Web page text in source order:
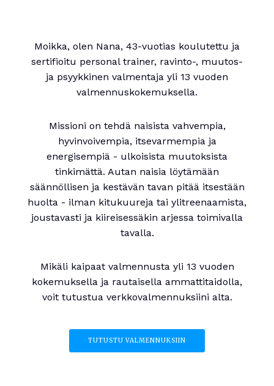
Moikka, olen Nana, 43-vuotias koulutettu ja
sertifioitu personal trainer, ravinto-, muutos-
ja psyykkinen valmentaja yli 13 vuoden
valmennuskokemuksella.
Missioni on tehdä naisista vahvempia,
hyvinvoivempia, itsevarmempia ja
energisempiä - ulkoisista muutoksista
tinkimättä. Autan naisia löytämään
säännöllisen ja kestävän tavan pitää itsestään
huolta - ilman kitukuureja tai ylitreenaamista,
joustavasti ja kiireisessäkin arjessa toimivalla
tavalla.
Mikäli kaipaat valmennusta yli 13 vuoden
kokemuksella ja rautaisella ammattitaidolla,
voit tutustua verkkovalmennuksiini alta.
TUTUSTU VALMENNUKSIIN